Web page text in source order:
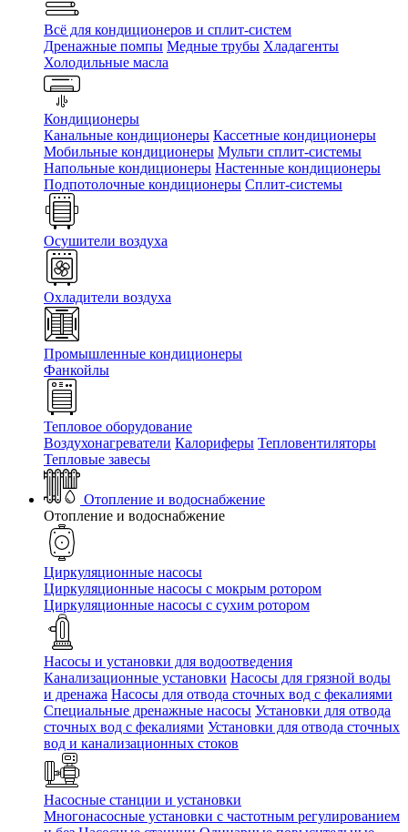
Всё для кондиционеров и сплит-систем
Дренажные помпы Медные трубы Хладагенты
Холодильные масла
Кондиционеры
Канальные кондиционеры Кассетные кондиционеры
Мобильные кондиционеры Мульти сплит-системы
Напольные кондиционеры Настенные кондиционеры
Подпотолочные кондиционеры Сплит-системы
Осушители воздуха
Охладители воздуха
Промышленные кондиционеры
Фанкойлы
Тепловое оборудование
Воздухонагреватели Калориферы Тепловентиляторы
Тепловые завесы
Отопление и водоснабжение
Отопление и водоснабжение
Циркуляционные насосы
Циркуляционные насосы с мокрым ротором
Циркуляционные насосы с сухим ротором
Насосы и установки для водоотведения
Канализационные установки Насосы для грязной воды
и дренажа Насосы для отвода сточных вод c фекалиями
Специальные дренажные насосы Установки для отвода
сточных вод c фекалиями Установки для отвода сточных
вод и канализационных стоков
Насосные станции и установки
Многонасосные установки с частотным регулированием